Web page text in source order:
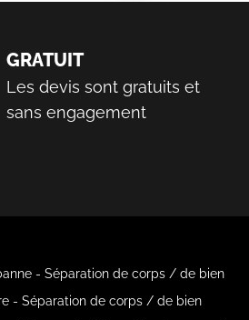
GRATUIT
Les devis sont gratuits et
sans engagement
- Séparation de corps / de bien
- Séparation de corps / de bien